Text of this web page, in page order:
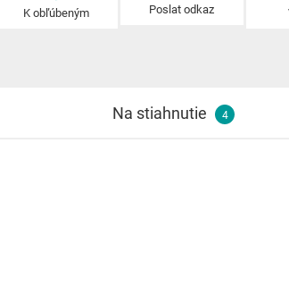
K obľúbeným Poslat odkaz
Na stiahnutie 4